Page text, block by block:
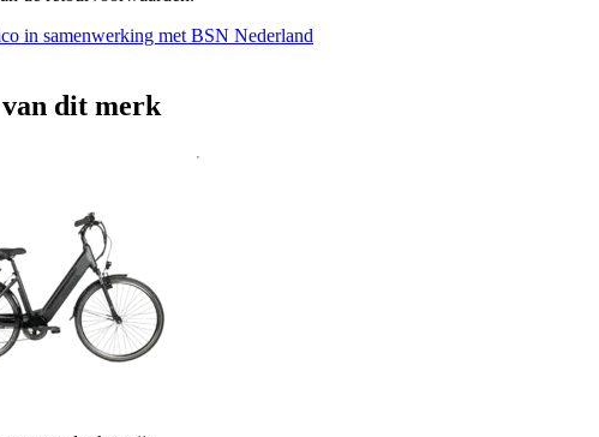
in samenwerking met BSN Nederland
dit merk